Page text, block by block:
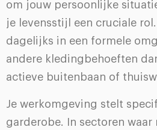
om jouw persoonlijke
je levensstijl een cruciale
dagelijks in een formele
andere kledingbehoeften
actieve buitenbaan of
Je werkomgeving stelt
garderobe. In sectoren waar